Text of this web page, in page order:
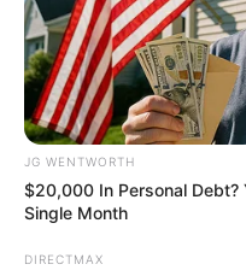
ราศีตุลย์
ความรัก: คนโสด เตรี
รักวัยรุ่นพุ่งเข้าชน ส่วน
ดูแลเอาใส่ใจกันดี ใครเพิ่
สัมพันธ์กันอีกครั้ง
JG WENTWORTH
$20,000 In Personal Debt?
Single Month
DIRECTMAX